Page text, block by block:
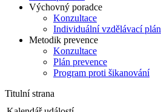
Výchovný poradce
Konzultace
Individuální vzdělávací plán
Metodik prevence
Konzultace
Plán prevence
Program proti šikanování
Titulní strana